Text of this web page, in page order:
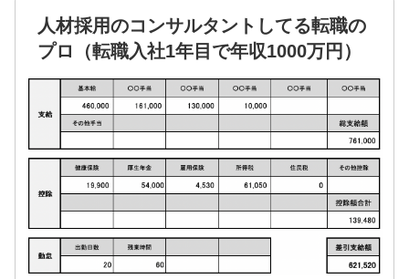
人材採用のコンサルタントしてる転職の
プロ（転職入社1年目で年収1000万円）